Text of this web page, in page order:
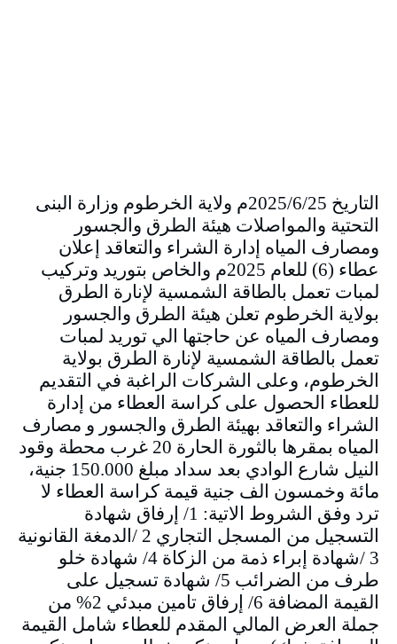
التاريخ 2025/6/25م ولاية الخرطوم وزارة البنى
التحتية والمواصلات هيئة الطرق والجسور
ومصارف المياه إدارة الشراء والتعاقد إعلان
عطاء (6) للعام 2025م والخاص بتوريد وتركيب
لمبات تعمل بالطاقة الشمسية لإنارة الطرق
بولاية الخرطوم تعلن هيئة الطرق والجسور
ومصارف المياه عن حاجتها الي توريد لمبات
تعمل بالطاقة الشمسية لإنارة الطرق بولاية
الخرطوم، وعلى الشركات الراغبة في التقديم
للعطاء الحصول على كراسة العطاء من إدارة
الشراء والتعاقد بهيئة الطرق والجسور و مصارف
المياه بمقرها بالثورة الحارة 20 غرب محطة وقود
النيل شارع الوادي بعد سداد مبلغ 150.000 جنية،
مائة وخمسون الف جنية قيمة كراسة العطاء لا
ترد وفق الشروط الاتية: 1/ إرفاق شهادة
التسجيل من المسجل التجاري 2 /الدمغة القانونية
3 /شهادة إبراء ذمة من الزكاة 4/ شهادة خلو
طرف من الضرائب 5/ شهادة تسجيل على
القيمة المضافة 6/ إرفاق تامين مبدئي 2% من
جملة العرض المالي المقدم للعطاء شامل القيمة